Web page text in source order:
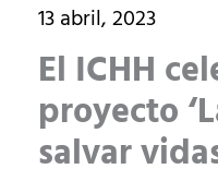
13 abril, 2023
El ICHH
proyecto
salvar